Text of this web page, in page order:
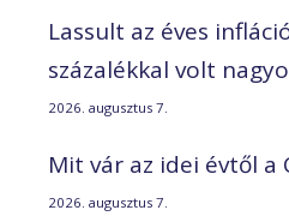
Lassult az éves
százalékkal volt
2026. augusztus 7.
Mit vár az idei évtől a
2026. augusztus 7.